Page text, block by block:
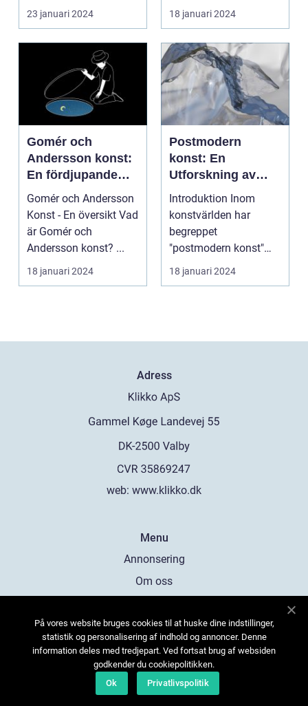
23 januari 2024
konstform...
18 januari 2024
Gomér och
Andersson konst:
En fördjupande
översikt
Gomér och Andersson
Konst - En översikt Vad
är Gomér och
Andersson konst? ...
18 januari 2024
Postmodern
konst: En
Utforskning av
Dess Mångfald
och Komplexitet
Introduktion Inom
konstvärlden har
begreppet
"postmodern konst"
fått stor
uppmärksamhet under
18 januari 2024
Adress
web: www.klikko.dk
Menu
Annonsering
Om oss
Kontakta oss
Sitemap
På vores website bruges cookies til at huske dine indstillinger,
statistik og personalisering af indhold og annoncer. Denne
information deles med tredjepart. Ved fortsat brug af websiden
godkender du cookiepolitikken.
Ok
Privatlivspolitik